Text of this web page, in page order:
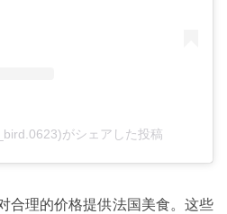
がシェアした投稿
合理的价格提供法国美食。这些